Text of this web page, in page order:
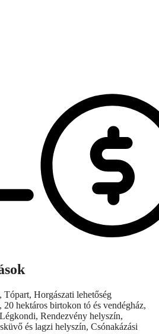
Horgászati lehetőség
20 hektáros birtokon tó és vendégház,
Rendezvény helyszín,
és lagzi helyszín, Csónakázási